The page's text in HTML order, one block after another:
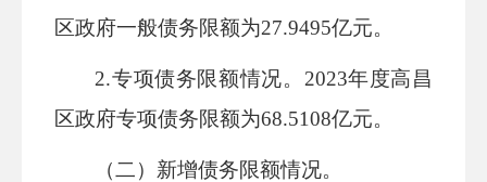
区政府一般债务限额为27.9495亿元。
2.专项债务限额情况。 2023年度高昌
区政府专项债务限额为68.5108亿元。
（二）新增债务限额情况。